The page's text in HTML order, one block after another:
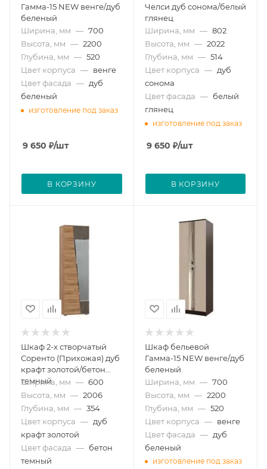
Гамма-15 NEW венге/дуб
беленый
Ширина, мм — 700
Высота, мм — 2200
Глубина, мм — 520
Цвет корпуса — венге
Цвет фасада — дуб
беленый
изготовление под заказ
9 650 ₽/шт
В КОРЗИНУ
Челси дуб сонома/белый
глянец
Ширина, мм — 802
Высота, мм — 2022
Глубина, мм — 514
Цвет корпуса — дуб
сонома
Цвет фасада — белый
глянец
изготовление под заказ
9 650 ₽/шт
В КОРЗИНУ
Шкаф 2-х створчатый
Соренто (Прихожая) дуб
крафт золотой/бетон
темный
Ширина, мм — 600
Высота, мм — 2006
Глубина, мм — 354
Цвет корпуса — дуб
крафт золотой
Цвет фасада — бетон
темный
Шкаф бельевой
Гамма-15 NEW венге/дуб
беленый
Ширина, мм — 700
Высота, мм — 2200
Глубина, мм — 520
Цвет корпуса — венге
Цвет фасада — дуб
беленый
изготовление под заказ